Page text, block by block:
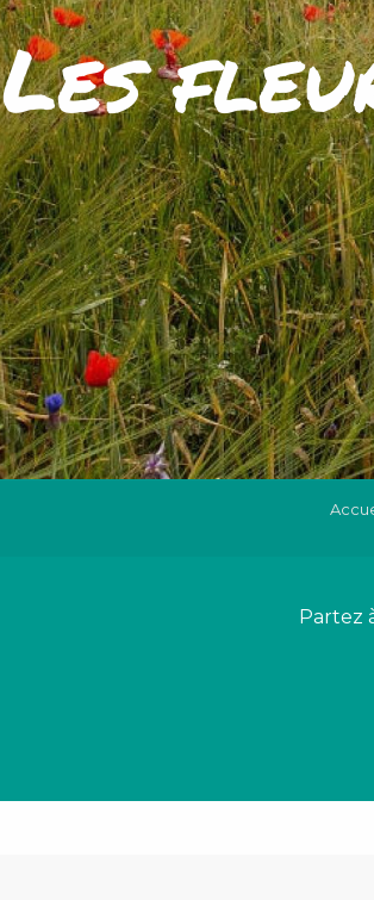
Les
Partez